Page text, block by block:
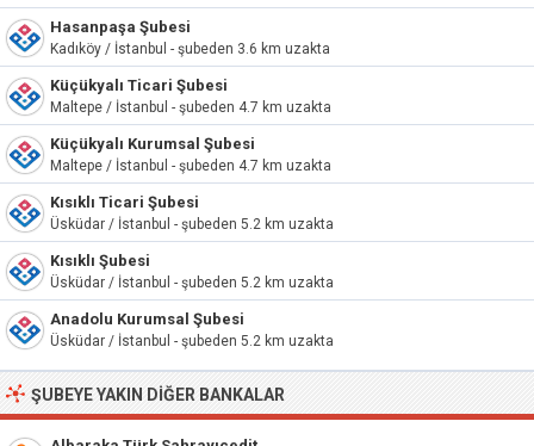
Hasanpaşa Şubesi
Kadıköy / İstanbul - şubeden 3.6 km uzakta
Küçükyalı Ticari Şubesi
Maltepe / İstanbul - şubeden 4.7 km uzakta
Küçükyalı Kurumsal Şubesi
Maltepe / İstanbul - şubeden 4.7 km uzakta
Kısıklı Ticari Şubesi
Üsküdar / İstanbul - şubeden 5.2 km uzakta
Kısıklı Şubesi
Üsküdar / İstanbul - şubeden 5.2 km uzakta
Anadolu Kurumsal Şubesi
Üsküdar / İstanbul - şubeden 5.2 km uzakta
ŞUBEYE YAKIN DIĞER BANKALAR